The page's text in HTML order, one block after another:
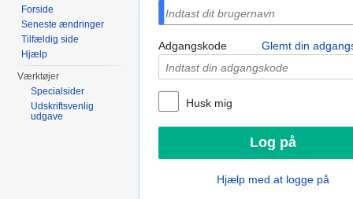
Adgangskode Glemt din
Husk mig
Hjælp med at logge på
Forside
Seneste ændringer
Tilfældig side
Hjælp
Værktøjer
Specialsider
Udskriftsvenlig
udgave